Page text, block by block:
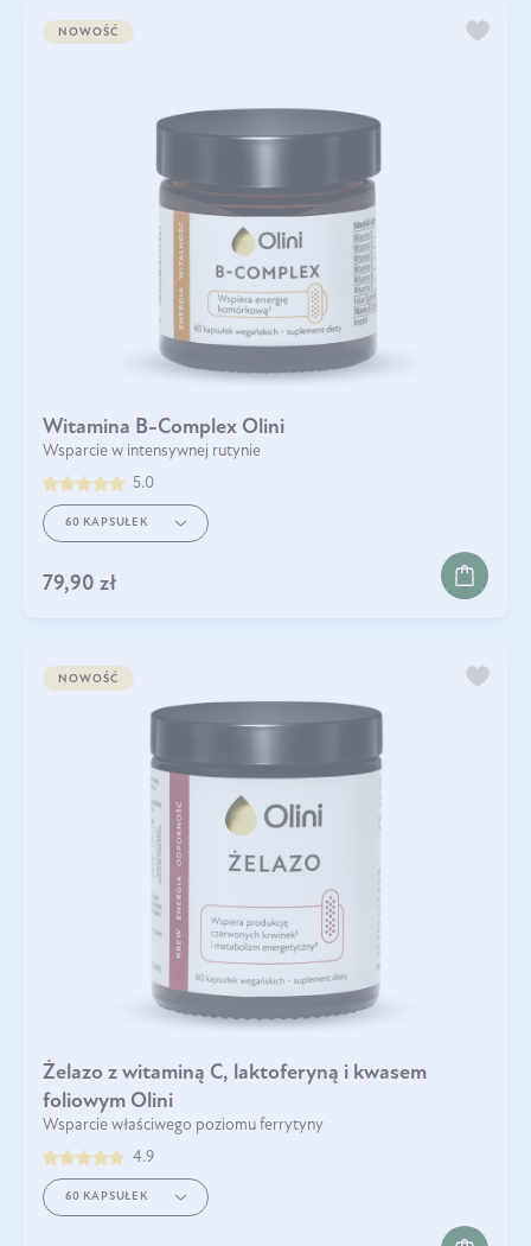
NOWOŚĆ
Witamina B-Complex Olini
Wsparcie w intensywnej rutynie
5.0
60 KAPSUŁEK
79,90 zł
NOWOŚĆ
Żelazo z witaminą C, laktoferyną i kwasem
foliowym Olini
Wsparcie właściwego poziomu ferrytyny
4.9
60 KAPSUŁEK